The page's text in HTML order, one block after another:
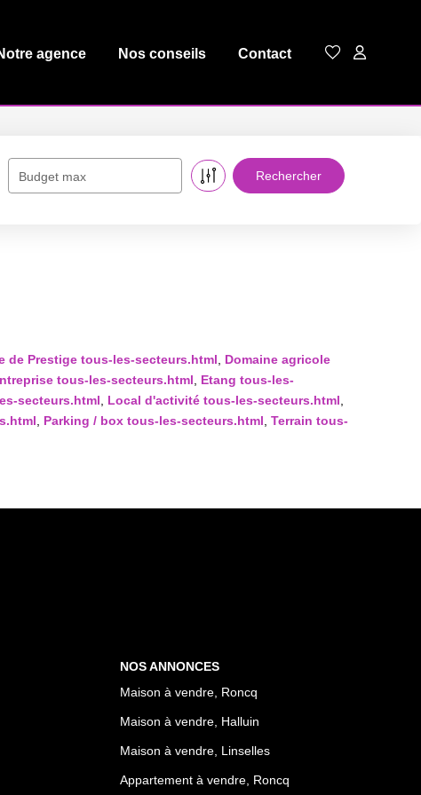
agence Nos conseils Contact
Budget max
de Prestige tous-les-secteurs.html
Domaine agricole
tous-les-secteurs.html
Etang tous-les-
secteurs.html Local d'activité tous-les-secteurs.html
Parking / box tous-les-secteurs.html Terrain tous-
NOS ANNONCES
Maison à vendre, Roncq
Maison à vendre, Halluin
Maison à vendre, Linselles
Appartement à vendre, Roncq